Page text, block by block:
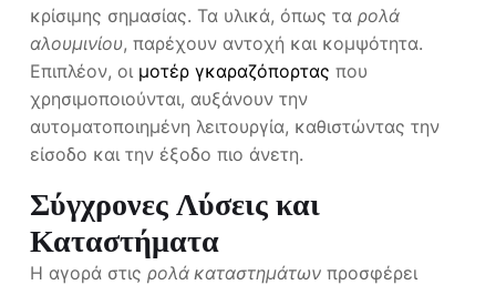
κρίσιμης σημασίας. Τα υλικά, όπως τα ρολά
αλουμινίου, παρέχουν αντοχή και κομψότητα.
Επιπλέον, οι μοτέρ γκαραζόπορτας που
χρησιμοποιούνται, αυξάνουν την
αυτοματοποιημένη λειτουργία, καθιστώντας την
είσοδο και την έξοδο πιο άνετη.
Σύγχρονες Λύσεις και
Καταστήματα
Η αγορά στις ρολά καταστημάτων προσφέρει